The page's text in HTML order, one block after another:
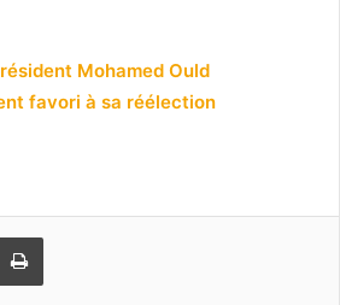
Mohamed Ould
favori à sa réélection
Imprimer